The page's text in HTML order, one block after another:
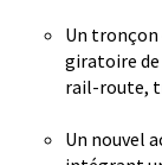
Un
giratoire de
rail-route,
Un nouvel